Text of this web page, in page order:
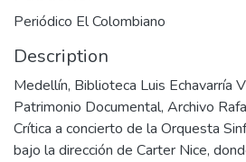
Periódico El Colombiano
Description
Medellín, Biblioteca Luis Echavarría
Patrimonio Documental, Archivo
Crítica a concierto de la Orquesta
bajo la dirección de Carter Nice,